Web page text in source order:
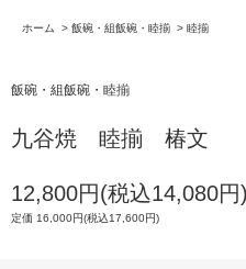
ホーム > 飯碗・組飯碗・睦揃 > 睦揃
飯碗・組飯碗・睦揃
九谷焼 睦揃 椿文
12,800円(税込14,080円)
定価 16,000円(税込17,600円)